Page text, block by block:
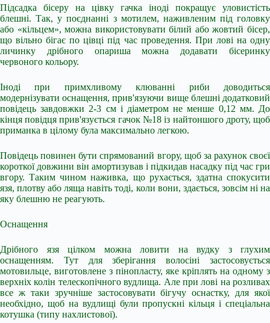
Підсадка бісеру на цівку гачка іноді покращує уловистість
блешні. Так, у поєднанні з мотилем, наживленим під головку
або «кільцем», можна використовувати білий або жовтий бісер,
що вільно бігає по цівці під час проведення. При лові на одну
личинку дрібного опариша можна додавати бісеринку
червоного кольору.
Іноді при примхливому клюванні риби доводиться
модернізувати оснащення, прив'язуючи вище блешні додатковий
повідець завдовжки 2-3 см і діаметром не менше 0,12 мм. До
кінця повідця прив'язується гачок №18 із найтоншого дроту, щоб
приманка в цілому була максимально легкою.
Повідець повинен бути спрямований вгору, щоб за рахунок своєї
короткої довжини він амортизував і підкидав насадку під час гри
вгору. Таким чином наживка, що рухається, здатна спокусити
язя, плотву або ляща навіть тоді, коли вони, здається, зовсім ні на
яку блешню не реагують.
Оснащення
Дрібного язя цілком можна ловити на вудку з глухим
оснащенням. Тут для зберігання волосіні застосовується
мотовильце, виготовлене з пінопласту, яке кріплять на одному з
верхніх колін телескопічного вудлища. Але при лові на розливах
все ж таки зручніше застосовувати бігучу оснастку, для якої
необхідно, щоб на вудлищі були пропускні кільця і спеціальна
котушка (типу нахлистової).